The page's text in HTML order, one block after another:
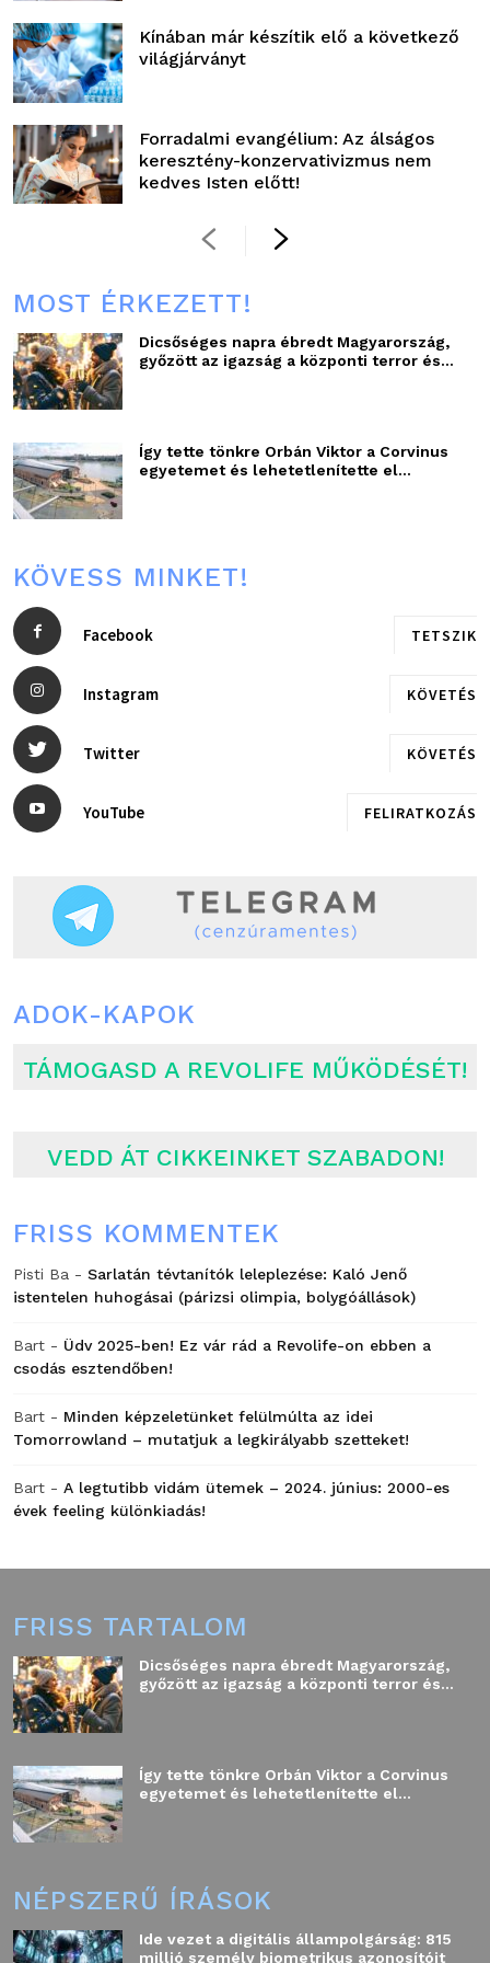
Kínában már készítik elő a következő
világjárványt
Forradalmi evangélium: Az álságos
keresztény-konzervativizmus nem
kedves Isten előtt!
MOST ÉRKEZETT!
Dicsőséges napra ébredt Magyarország,
győzött az igazság a központi terror és...
Így tette tönkre Orbán Viktor a Corvinus
egyetemet és lehetetlenítette el...
KÖVESS MINKET!
Facebook TETSZIK
Instagram KÖVETÉS
Twitter KÖVETÉS
YouTube FELIRATKOZÁS
ADOK-KAPOK
TÁMOGASD A REVOLIFE MŰKÖDÉSÉT!
VEDD ÁT CIKKEINKET SZABADON!
FRISS KOMMENTEK
Pisti Ba - Sarlatán tévtanítók leleplezése: Kaló Jenő
istentelen huhogásai (párizsi olimpia, bolygóállások)
Bart - Üdv 2025-ben! Ez vár rád a Revolife-on ebben a
csodás esztendőben!
Bart - Minden képzeletünket felülmúlta az idei
Tomorrowland – mutatjuk a legkirályabb szetteket!
Bart - A legtutibb vidám ütemek – 2024. június: 2000-es
évek feeling különkiadás!
FRISS TARTALOM
Dicsőséges napra ébredt Magyarország,
győzött az igazság a központi terror és...
Így tette tönkre Orbán Viktor a Corvinus
egyetemet és lehetetlenítette el...
NÉPSZERŰ ÍRÁSOK
Ide vezet a digitális állampolgárság: 815
millió személy biometrikus azonosítóit